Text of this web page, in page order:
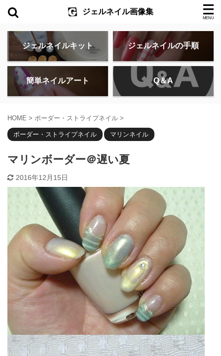
ジェルネイル画像集
ジェルネイルキット ジェルネイルの手順
簡単ネイルアート Q＆A
HOME > ボーダー・ストライプネイル >
ボーダー・ストライプネイル マリンネイル
マリンボーダー＠遅い夏
2016年12月15日